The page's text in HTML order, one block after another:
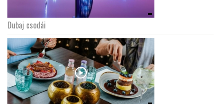
Dubaj csodái